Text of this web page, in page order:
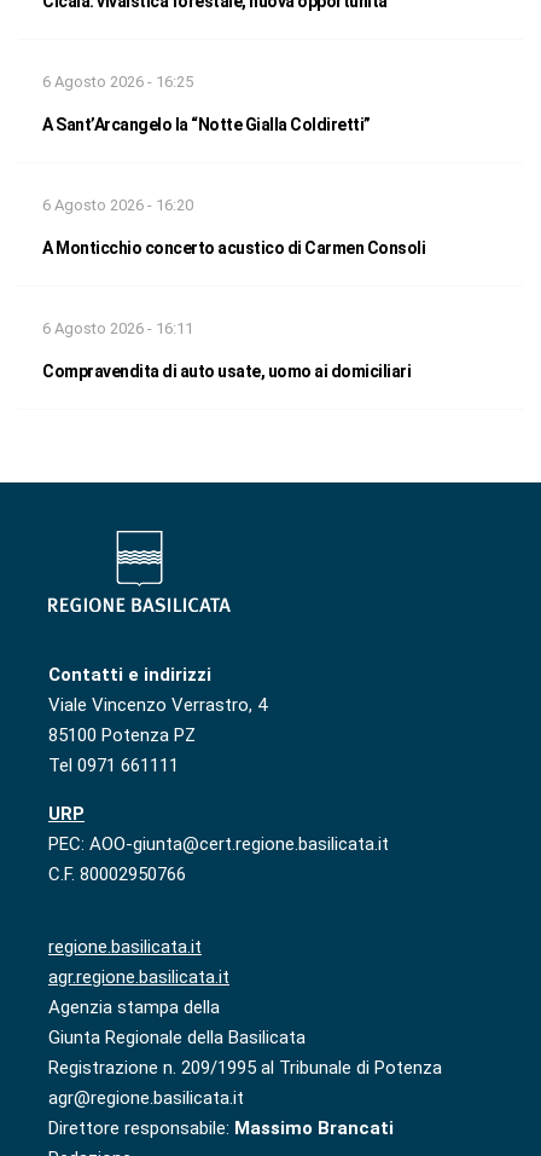
6 Agosto 2026 - 16:25
A Sant’Arcangelo la “Notte Gialla Coldiretti”
6 Agosto 2026 - 16:20
A Monticchio concerto acustico di Carmen Consoli
6 Agosto 2026 - 16:11
Compravendita di auto usate, uomo ai domiciliari
Contatti e indirizzi
Viale Vincenzo Verrastro, 4
85100 Potenza PZ
Tel 0971 661111
URP
PEC: AOO-giunta@cert.regione.basilicata.it
C.F. 80002950766
regione.basilicata.it
agr.regione.basilicata.it
Agenzia stampa della
Giunta Regionale della Basilicata
Registrazione n. 209/1995 al Tribunale di Potenza
agr@regione.basilicata.it
Direttore responsabile: Massimo Brancati